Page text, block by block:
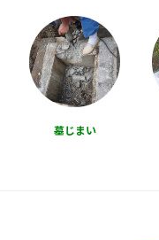
墓じまい